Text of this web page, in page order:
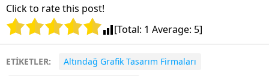
Click to rate this post!
[Total: 1 Average: 5]
ETİKETLER:
Altındağ Grafik Tasarım Firmaları